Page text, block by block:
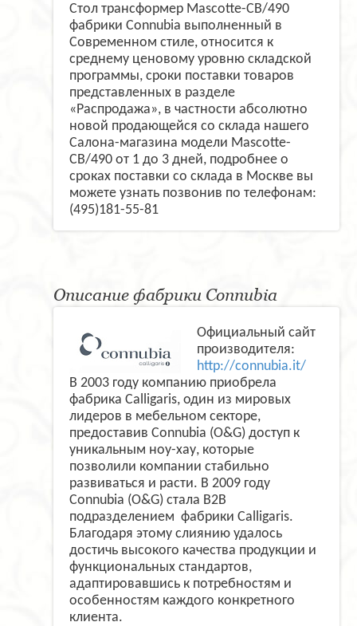
Стол трансформер Mascotte-CB/490
фабрики Connubia выполненный в
Современном стиле, относится к
среднему ценовому уровню складской
программы, сроки поставки товаров
представленных в разделе
«Распродажа», в частности абсолютно
новой продающейся со склада нашего
Салона-магазина модели Mascotte-
CB/490 от 1 до 3 дней, подробнее о
сроках поставки со склада в Москве вы
можете узнать позвонив по телефонам:
(495)181-55-81
Описание фабрики Connubia
Официальный сайт
производителя:
http://connubia.it/
В 2003 году компанию приобрела
фабрика Calligaris, один из мировых
лидеров в мебельном секторе,
предоставив Connubia (O&G) доступ к
уникальным ноу-хау, которые
позволили компании стабильно
развиваться и расти. В 2009 году
Connubia (O&G) стала B2B
подразделением фабрики Calligaris.
Благодаря этому слиянию удалось
достичь высокого качества продукции и
функциональных стандартов,
адаптировавшись к потребностям и
особенностям каждого конкретного
клиента.